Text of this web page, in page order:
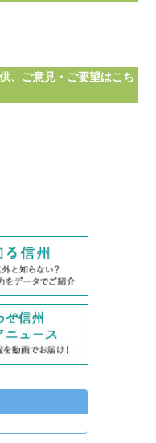
、ご意見・ご要望はこち